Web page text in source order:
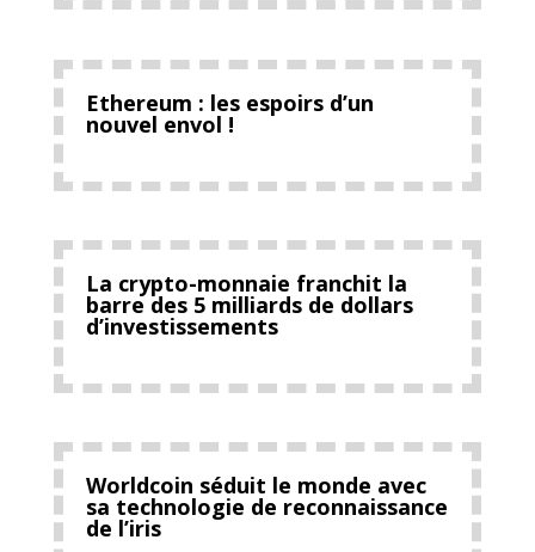
Ethereum : les espoirs d’un
nouvel envol !
La crypto-monnaie franchit la
barre des 5 milliards de dollars
d’investissements
Worldcoin séduit le monde avec
sa technologie de reconnaissance
de l’iris